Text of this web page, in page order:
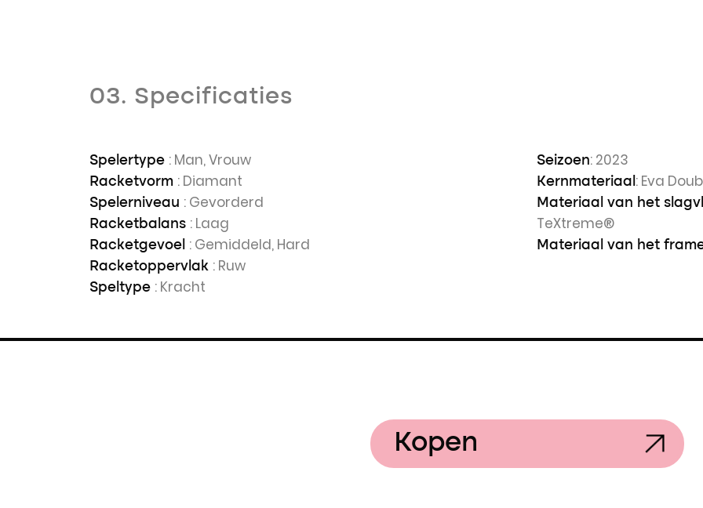
03. Specificaties
Spelertype : Man, Vrouw
Racketvorm : Diamant
Spelerniveau : Gevorderd
Racketbalans : Laag
Racketgevoel : Gemiddeld, Hard
Racketoppervlak : Ruw
Speltype : Kracht
Seizoen: 2023
Kernmateriaal : Eva
Materiaal van het
TeXtreme®
Materiaal van het
Kopen